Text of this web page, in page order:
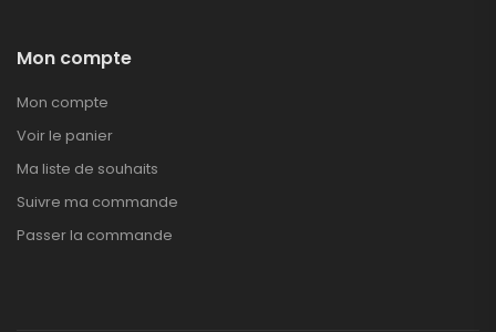
Mon compte
Mon compte
Voir le panier
Ma liste de souhaits
Suivre ma commande
Passer la commande